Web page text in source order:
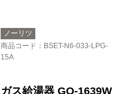
ノーリツ
商品コード